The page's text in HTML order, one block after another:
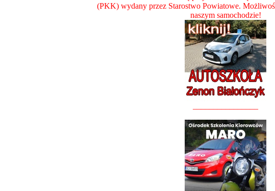
(PKK) wydany przez Starostwo Powiatowe.
naszym samochodzie!